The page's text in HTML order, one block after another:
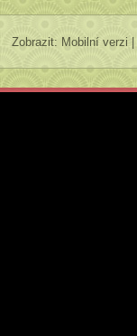
Zobrazit: Mobilní verzi